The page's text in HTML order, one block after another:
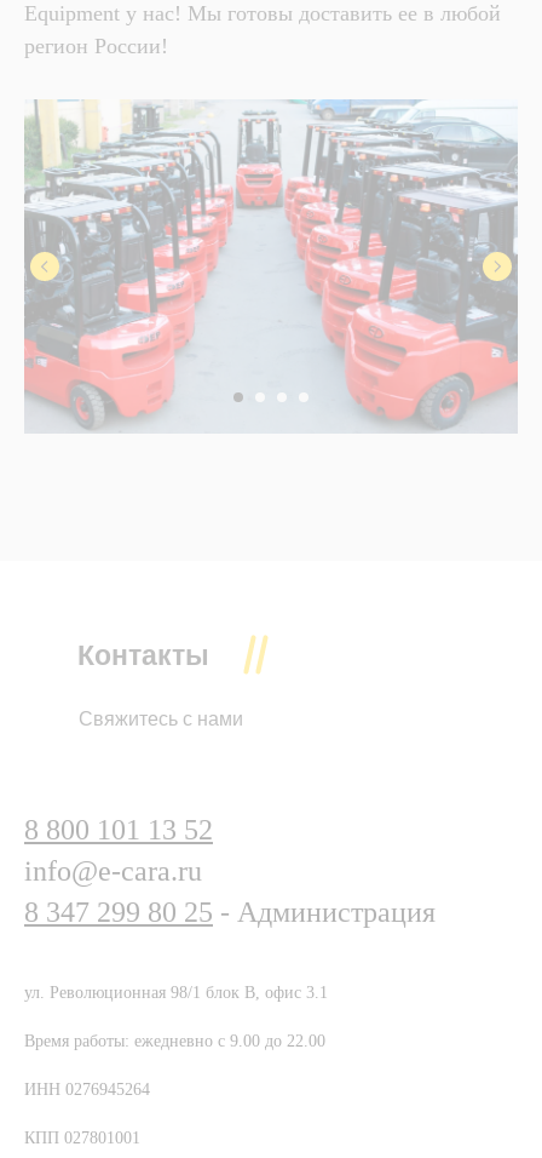
Equipment у нас! Мы готовы доставить ее в любой
регион России!
Контакты
Свяжитесь с нами
8 800 101 13 52
info@e-cara.ru
8 347 299 80 25 - Администрация
ул. Революционная 98/1 блок В, офис 3.1
Время работы: ежедневно с 9.00 до 22.00
ИНН 0276945264
КПП 027801001